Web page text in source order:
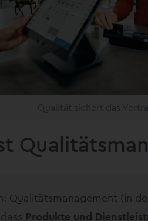
Qualitätsmanagement (in
Produkte und